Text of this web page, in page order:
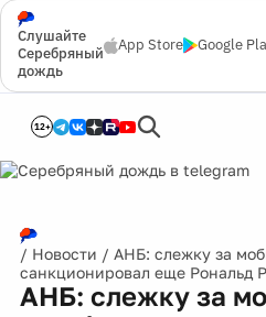
Слушайте
Серебряный
дождь
App Store Google
12+
/ Новости / АНБ: слежку за
санкционировал еще Рональд
АНБ: слежку за